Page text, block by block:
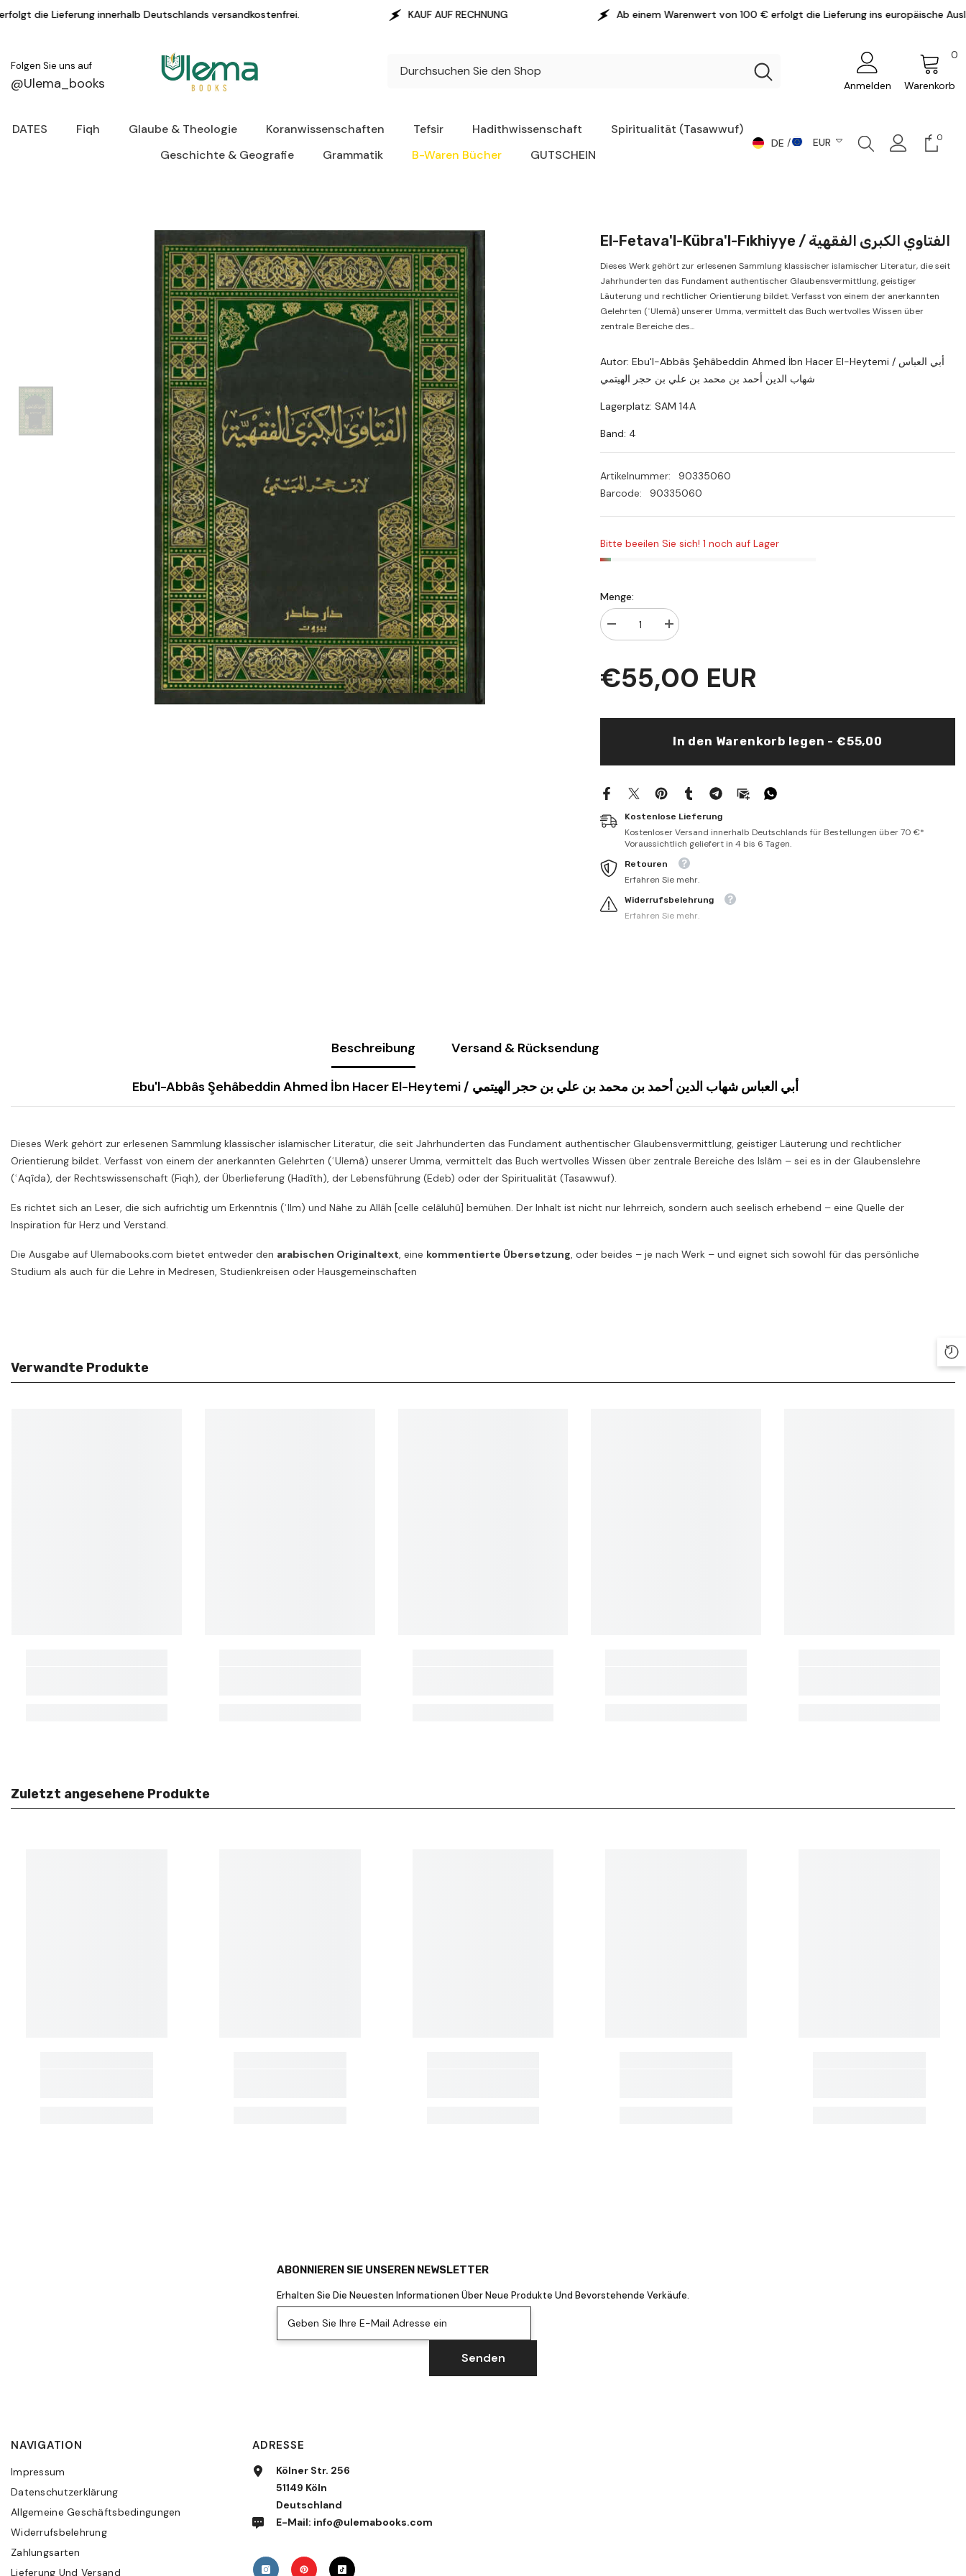
Deutschlands versandkostenfrei. KAUF AUF RECHNUNG Ab einem Warenwert von 100 € erfolgt die Lieferung ins europäische Ausland
Folgen Sie uns auf
@Ulema_books Anmelden Warenkorb
00
DATES Fiqh Glaube & Theologie Koranwissenschaften Tefsir Hadithwissenschaft
Spiritualität (Tasawwuf)
Geschichte & Geografie
Grammatik B-Waren Bücher GUTSCHEIN
DE
EUR
EUR
GBP
HUF
SEK
0
El-Fetava'l-Kübra'l-Fıkhiyye / الفتاوي الكبرى الفقهية
Dieses Werk gehört zur erlesenen Sammlung klassischer islamischer Literatur, die seit
Jahrhunderten das Fundament authentischer Glaubensvermittlung, geistiger
Läuterung und rechtlicher Orientierung bildet. Verfasst von einem der anerkannten
Gelehrten (ʿUlemâ) unserer Umma, vermittelt das Buch wertvolles Wissen über
zentrale Bereiche des...
Autor: Ebu'l-Abbâs Şehâbeddin Ahmed İbn Hacer El-Heytemi / أبي العباس
شهاب الدين أحمد بن محمد بن علي بن حجر الهيتمي
Lagerplatz: SAM 14A
Band: 4
Artikelnummer:
90335060
Barcode:
90335060
Bitte beeilen Sie sich! 1 noch auf Lager
Menge:
verringern
Fetava&#39;l-
Kübra&#39;l-
Menge
erhöhen
Fetava&#39;l-
Kübra&#39;l-
الفقهية
€55,00 EUR
In den Warenkorb legen - €55,00
Kostenlose Lieferung
Kostenloser Versand innerhalb Deutschlands für Bestellungen über 70 €*
Voraussichtlich geliefert in 4 bis 6 Tagen.
Retouren
Erfahren Sie mehr.
Widerrufsbelehrung
Erfahren Sie mehr.
Beschreibung Versand & Rücksendung
Ebu'l-Abbâs Şehâbeddin Ahmed İbn Hacer El-Heytemi / أبي العباس شهاب الدين أحمد بن محمد بن علي بن حجر الهيتمي
Dieses Werk gehört zur erlesenen Sammlung klassischer islamischer Literatur, die seit Jahrhunderten das Fundament authentischer Glaubensvermittlung, geistiger Läuterung und rechtlicher
Orientierung bildet. Verfasst von einem der anerkannten Gelehrten (ʿUlemâ) unserer Umma, vermittelt das Buch wertvolles Wissen über zentrale Bereiche des Islâm – sei es in der Glaubenslehre
(ʿAqîda), der Rechtswissenschaft (Fiqh), der Überlieferung (Hadîth), der Lebensführung (Edeb) oder der Spiritualität (Tasawwuf).
Es richtet sich an Leser, die sich aufrichtig um Erkenntnis (ʿIlm) und Nähe zu Allâh [celle celâluhû] bemühen. Der Inhalt ist nicht nur lehrreich, sondern auch seelisch erhebend – eine Quelle der
Inspiration für Herz und Verstand.
Die Ausgabe auf Ulemabooks.com bietet entweder den arabischen Originaltext, eine kommentierte Übersetzung, oder beides – je nach Werk – und eignet sich sowohl für das persönliche
Studium als auch für die Lehre in Medresen, Studienkreisen oder Hausgemeinschaften
Verwandte Produkte
Zuletzt angesehene Produkte
ABONNIEREN SIE UNSEREN NEWSLETTER
Erhalten Sie Die Neuesten Informationen Über Neue Produkte Und Bevorstehende Verkäufe.
Geben Sie Ihre E-Mail Adresse ein
Senden
NAVIGATION
Impressum
Datenschutzerklärung
Allgemeine Geschäftsbedingungen
Widerrufsbelehrung
Zahlungsarten
Lieferung Und Versand
ADRESSE
Kölner Str. 256
51149 Köln
Deutschland
E-Mail: info@ulemabooks.com